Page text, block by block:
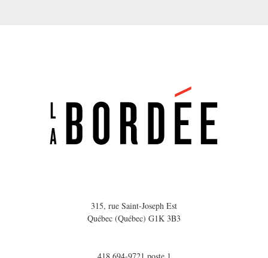
315, rue Saint-Joseph Est
Québec (Québec) G1K 3B3